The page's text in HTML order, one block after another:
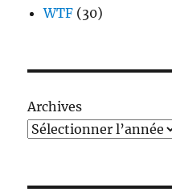
WTF (30)
Archives